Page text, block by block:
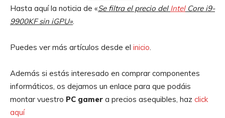
Hasta aquí la noticia de «Se filtra el precio del IntelCore i9-
9900KF sin iGPU».
Puedes ver más artículos desde el inicio.
Además si estás interesado en comprar componentes
informáticos, os dejamos un enlace para que podáis
montar vuestro PC gamer a precios asequibles, haz click
aquí